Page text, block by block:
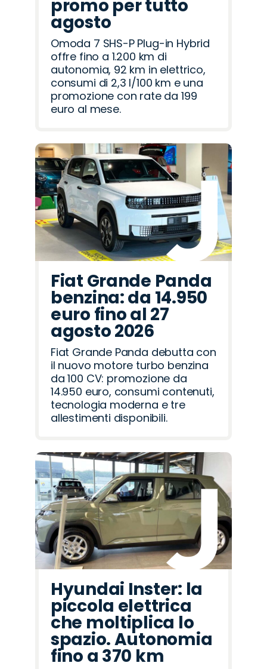
promo per tutto
agosto
Omoda 7 SHS-P Plug-in Hybrid
offre fino a 1.200 km di
autonomia, 92 km in elettrico,
consumi di 2,3 l/100 km e una
promozione con rate da 199
euro al mese.
Fiat Grande Panda
benzina: da 14.950
euro fino al 27
agosto 2026
Fiat Grande Panda debutta con
il nuovo motore turbo benzina
da 100 CV: promozione da
14.950 euro, consumi contenuti,
tecnologia moderna e tre
allestimenti disponibili.
Hyundai Inster: la
piccola elettrica
che moltiplica lo
spazio. Autonomia
fino a 370 km